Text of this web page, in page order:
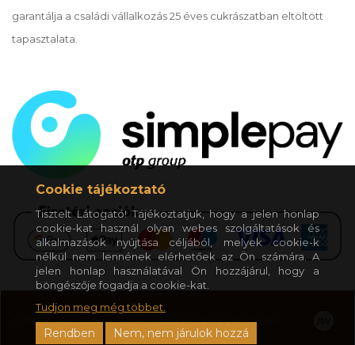
garantálja a családi vállalkozás 25 éves cukrászatban eltöltött
tapasztalata.
© 2020 Mokka Cukrászda - Nyíregyháza. Minden jog fenntartva.
Cookie tájékoztató
Tisztelt Látogató! Tájékoztatjuk, hogy a jelen honlap
cookie-kat használ olyan webes szolgáltatások és
alkalmazások nyújtása céljából, melyek cookie-k
nélkül nem lennének elérhetőek az Ön számára. A
jelen honlap használatával Ön hozzájárul, hogy a
böngészője fogadja a cookie-kat.
Tudjon meg még többet.
Rendben Nem, nem járulok hozzá